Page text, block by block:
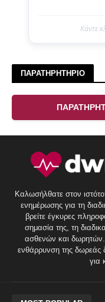
Κάντε
ΠΑΡΑΤΗΡΗΤΗΡΙΟ
Καλωσήλθατε στον
ενημέρωσης για τη
βρείτε έγκυρες
σημασία της, τη
ασθενών και δωρητών.
ενθάρρυνση της δωρεάς
για